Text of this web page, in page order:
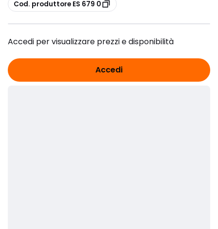
Cod. produttore ES 679 0
Accedi per visualizzare prezzi e disponibilità
Accedi